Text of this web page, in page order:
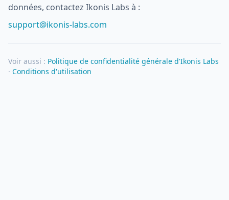
données, contactez Ikonis Labs à :
support@ikonis-labs.com
Voir aussi : Politique de confidentialité générale d'Ikonis Labs
· Conditions d'utilisation